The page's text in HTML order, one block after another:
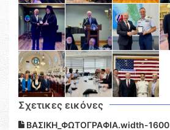
Σχετικες εικόνες
ΒΑΣΙΚΗ_ΦΩΤΟΓΡΑΦΙΑ.width-1600